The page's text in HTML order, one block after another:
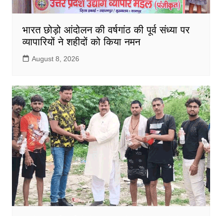
भारत छोड़ो आंदोलन की वर्षगांठ की पूर्व संध्या पर
व्यापारियों ने शहीदों को किया नमन
August 8, 2026